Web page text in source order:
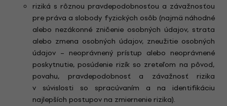
riziká s rôznou pravdepodobnosťou a závažnosťou
pre práva a slobody fyzických osôb (najmä náhodné
alebo nezákonné zničenie osobných údajov, strata
alebo zmena osobných údajov, zneužitie osobných
údajov – neoprávnený prístup alebo neoprávnené
poskytnutie, posúdenie rizík so zreteľom na pôvod,
povahu, pravdepodobnosť a závažnosť rizika
v súvislosti so spracúvaním a na identifikáciu
najlepších postupov na zmiernenie rizika).